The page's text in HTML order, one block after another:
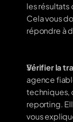
les
Cela vous
répondre à
Vérifier la
agence
techniques,
reporting.
vous